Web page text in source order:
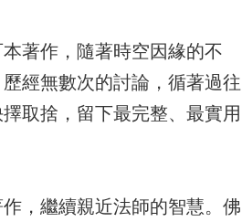
著作，隨著時空因緣的不
經無數次的討論，循著過往
取捨，留下最完整、最實用
，繼續親近法師的智慧。佛